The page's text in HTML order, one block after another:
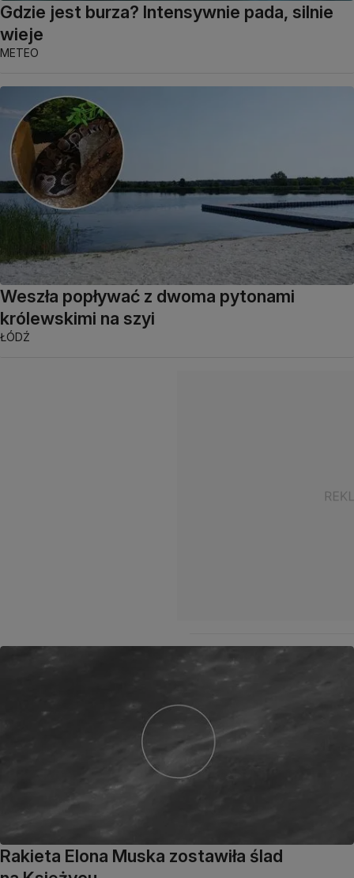
Gdzie jest burza? Intensywnie pada, silnie
wieje
METEO
Weszła popływać z dwoma pytonami
królewskimi na szyi
ŁÓDŹ
Rakieta Elona Muska zostawiła ślad